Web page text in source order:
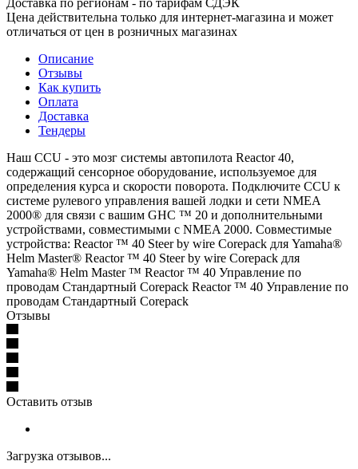
Цена действительна только для интернет-магазина и может
отличаться от цен в розничных магазинах
Описание
Отзывы
Как купить
Оплата
Доставка
Тендеры
Наш CCU - это мозг системы автопилота Reactor 40,
содержащий сенсорное оборудование, используемое для
определения курса и скорости поворота. Подключите CCU к
системе рулевого управления вашей лодки и сети NMEA
2000® для связи с вашим GHC ™ 20 и дополнительными
устройствами, совместимыми с NMEA 2000. Совместимые
устройства: Reactor ™ 40 Steer by wire Corepack для Yamaha®
Helm Master® Reactor ™ 40 Steer by wire Corepack для
Yamaha® Helm Master ™ Reactor ™ 40 Управление по
проводам Стандартный Corepack Reactor ™ 40 Управление по
проводам Стандартный Corepack
Отзывы
Оставить отзыв
Загрузка отзывов...